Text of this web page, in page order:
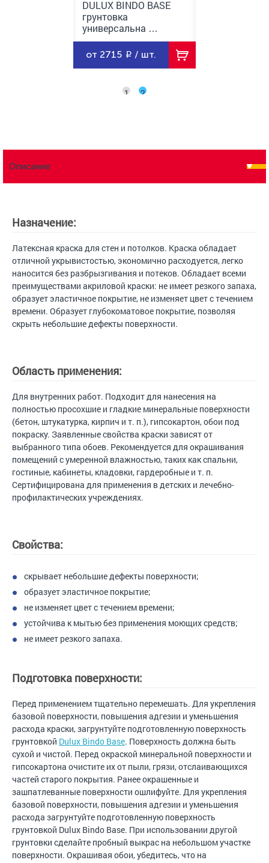
DULUX BINDO BASE
грунтовка
универсальна …
от 2715 / шт.
1 2
Описание
Назначение:
Латексная краска для стен и потолков. Краска обладает
отличной укрывистостью, экономично расходуется, легко
наносится без разбрызгивания и потеков. Обладает всеми
преимуществами акриловой краски: не имеет резкого запаха,
образует эластичное покрытие, не изменяет цвет с течением
времени. Образует глубокоматовое покрытие, позволяя
скрыть небольшие дефекты поверхности.
Область применения:
Для внутренних работ. Подходит для нанесения на
полностью просохшие и гладкие минеральные поверхности
(бетон, штукатурка, кирпич и т. п.), гипсокартон, обои под
покраску. Заявленные свойства краски зависят от
выбранного типа обоев. Рекомендуется для окрашивания
помещений с умеренной влажностью, таких как спальни,
гостиные, кабинеты, кладовки, гардеробные и т. п.
Сертифицирована для применения в детских и лечебно-
профилактических учреждениях.
Свойства:
скрывает небольшие дефекты поверхности;
образует эластичное покрытие;
не изменяет цвет с течением времени;
устойчива к мытью без применения моющих средств;
не имеет резкого запаха.
Подготовка поверхности:
Перед применением тщательно перемешать. Для укрепления
базовой поверхности, повышения адгезии и уменьшения
расхода краски, загрунтуйте подготовленную поверхность
грунтовкой Dulux Bindo Base. Поверхность должна быть
сухой и чистой. Перед окраской минеральной поверхности и
гипсокартона очистите их от пыли, грязи, отслаивающихся
частей старого покрытия. Ранее окрашенные и
зашпатлеванные поверхности ошлифуйте. Для укрепления
базовой поверхности, повышения адгезии и уменьшения
расхода загрунтуйте подготовленную поверхность
грунтовкой Dulux Bindo Base. При использовании другой
грунтовки сделайте пробный выкрас на небольшом участке
поверхности. Окрашивая обои, убедитесь, что на